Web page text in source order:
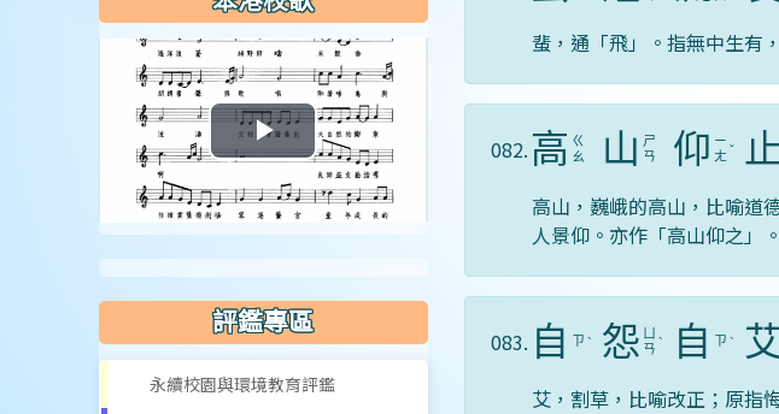
蜚，通「飛」。指無中生有
082.高 ㄍ
ㄠ
山 ㄕ
ㄢ
仰 ㄧ
ㄤ ˇ 止
高山，巍峨的高山，比喻道
人景仰。亦作「高山仰之」。
083. 自 ㄗ ˋ 怨 ㄢ ˋ 自 ㄗ ˋ 艾
艾，割草，比喻改正；原指
播
放
片
評鑑專區
永續校園與環境教育評鑑